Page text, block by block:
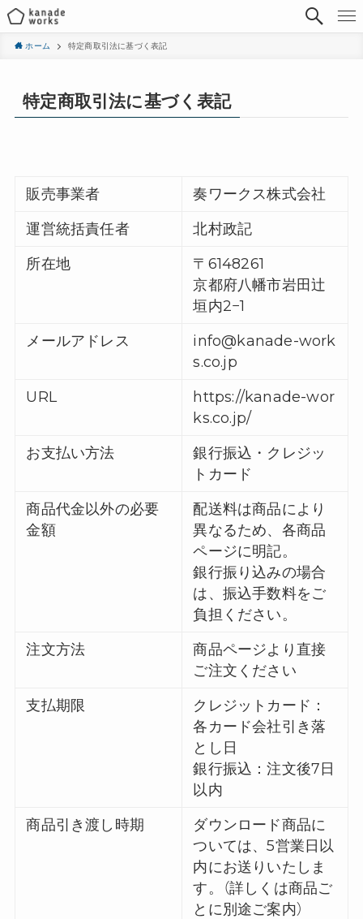
ホーム 特定商取引法に基づく表記
特定商取引法に基づく表記
販売事業者 奏ワークス株式会社
運営統括責任者 北村政記
所在地
〒6148261
京都府八幡市岩田辻
垣内2−1
メールアドレス
info@kanade-work
s.co.jp
URL
https://kanade-wor
ks.co.jp/
お支払い方法
銀行振込・クレジッ
トカード
商品代金以外の必要
金額
配送料は商品により
異なるため、各商品
ページに明記。
銀行振り込みの場合
は、振込手数料をご
負担ください。
注文方法
商品ページより直接
ご注文ください
支払期限
クレジットカード：
各カード会社引き落
とし日
銀行振込：注文後7日
以内
商品引き渡し時期
ダウンロード商品に
ついては、5営業日以
内にお送りいたしま
す。（詳しくは商品ご
とに別途ご案内）